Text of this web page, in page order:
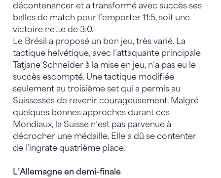
décontenancer et a transformé avec succès ses
balles de match pour l’emporter 11:5, soit une
victoire nette de 3:0.
Le Brésil a proposé un bon jeu, très varié. La
tactique helvétique, avec l’attaquante principale
Tatjane Schneider à la mise en jeu, n’a pas eu le
succès escompté. Une tactique modifiée
seulement au troisième set qui a permis au
Suissesses de revenir courageusement. Malgré
quelques bonnes approches durant ces
Mondiaux, la Suisse n’est pas parvenue à
décrocher une médaille. Elle a dû se contenter
de l’ingrate quatrième place.
L’Allemagne en demi-finale